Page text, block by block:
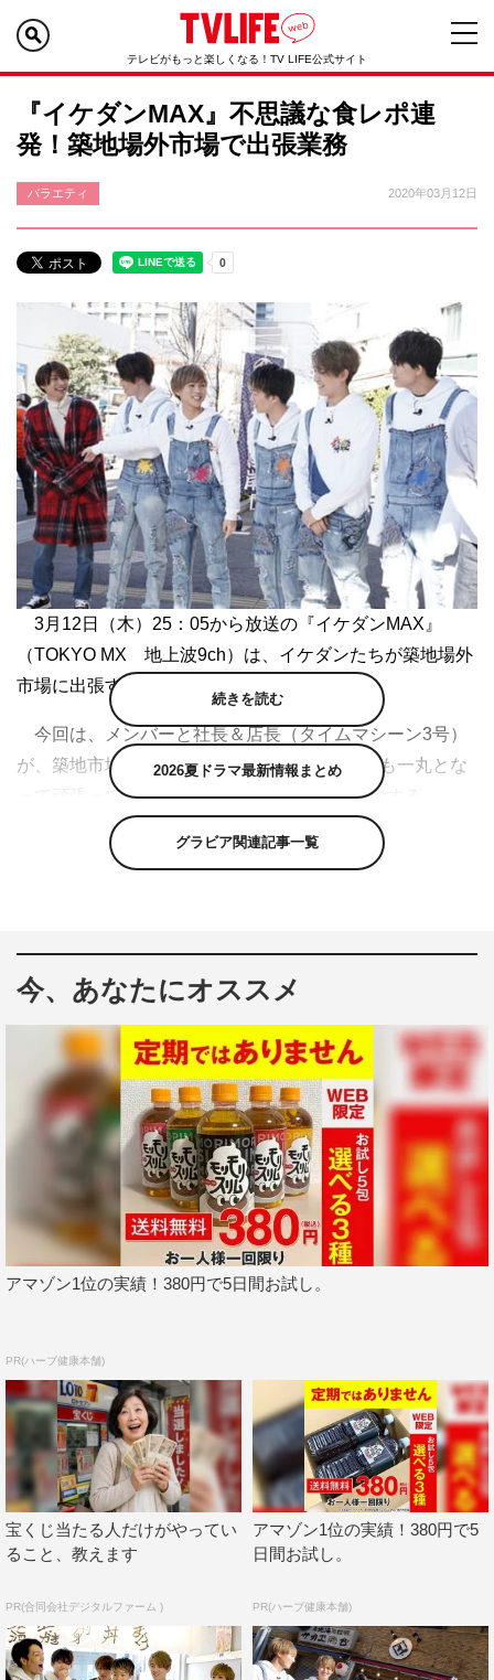
テレビがもっと楽しくなる！TV LIFE公式サイト
『イケダンMAX』不思議な食レポ連
発！築地場外市場で出張業務
バラエティ 2020年03月12日
3月12日（木）25：05から放送の『イケダンMAX』
（TOKYO MX 地上波9ch）は、イケダンたちが築地場外
市場に出張する。
今回は、メンバーと社長＆店長（タイムマシーン3号）
が、築地市場の豊洲移転から1年半たった今でも一丸とな
って頑張っている、築地場外市場の魅力を紹介する。
玉子焼きの有名店や老舗シュウマイ店など、絶品グルメ
が満載の場外を巡る一行。お店では、サイコロで選ばれた
すると、あるメンバーの不思議な食レポがブームに!?さ
らに、おなじみの名ぜりふも飛び出す。
そして、イケダンおなじみのゲームも登場！強運のあの
人がえじきに…。連勝を飾り、場外グルメを楽しむメンバ
ーがいる中、運に見放され、最後まで何も食べられずにお
あずけを食らうのは誰なのか!?
『イケダンMAX』
TOKYO MX 地上波9ch
毎週（木）25：05～25：35＜TOKYO MX1＞
出演：安井謙太郎、真田佑馬、諸星翔希、森田美勇人、萩
番組サイト：https://s.mxtv.jp/variety/ikedan_max/
続きを読む
2026夏ドラマ最新情報まとめ
グラビア関連記事一覧
安井謙太郎 森田美勇人 真田佑馬
今、あなたにオススメ
アマゾン1位の実績！380円で5日間お試し。
PR(ハーブ健康本舗)
宝くじ当たる人だけがやってい
ること、教えます
PR(合同会社デジタルファーム )
アマゾン1位の実績！380円で5
日間お試し。
PR(ハーブ健康本舗)